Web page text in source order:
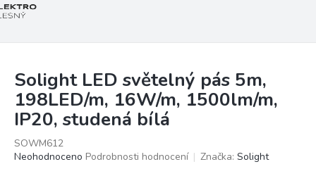
Solight LED světelný pás 5m,
198LED/m, 16W/m, 1500lm/m,
IP20, studená bílá
SOWM612
Průměrné
Neohodnoceno Podrobnosti hodnocení Značka: Solight